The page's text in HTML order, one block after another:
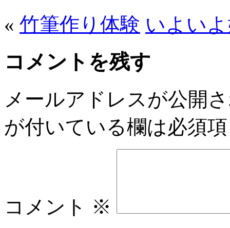
« 竹筆作り体験 いよい
コメントを残す
メールアドレスが公開
が付いている欄は必須
コメント ※